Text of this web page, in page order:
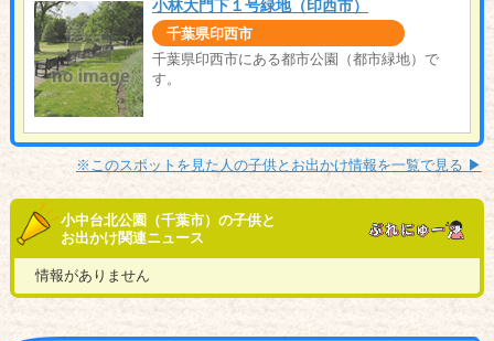
小林大門下１号緑地（印西市）
千葉県印西市
千葉県印西市にある都市公園（都市緑地）で
す。
※このスポットを見た人の子供とお出かけ情報を一覧で見る ▶︎
小中台北公園（千葉市）の子供と
お出かけ関連ニュース
情報がありません